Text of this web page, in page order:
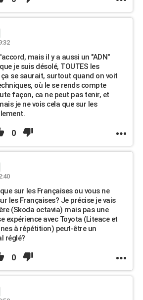
mais il y a aussi un "ADN"
je suis désolé, TOUTES les
se saurait, surtout quand on voit
où le se rends compte
façon, ca ne peut pas tenir, et
je ne vois cela que sur les
0
sur les Françaises ou vous ne
les Françaises? Je précise je vais
(Skoda octavia) mais pas une
expérience avec Toyota (Liteace et
à répétition) peut-être un
réglé?
0